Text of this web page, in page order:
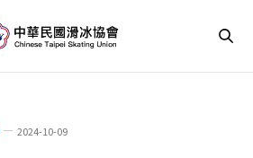
2024-10-09